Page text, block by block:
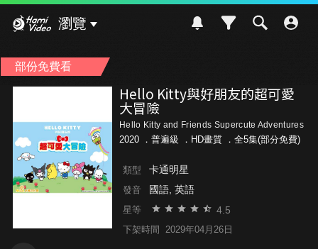
瀏覽
部份免費看
Hello Kitty與好朋友的超可愛
大冒險
Hello Kitty and Friends Supercute Adventures
2020 ． 普遍級 ．HD畫質 ．全5集(部分免費)
類型 卡通明星
發音 國語, 英語
星等 4.5
下架時間 2029年04月26日